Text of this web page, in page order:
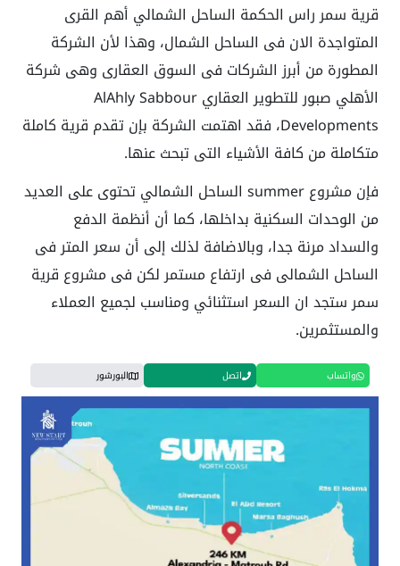
قرية سمر راس الحكمة الساحل الشمالي أهم القرى
المتواجدة الان فى الساحل الشمال، وهذا لأن الشركة
المطورة من أبرز الشركات فى السوق العقارى وهى شركة
الأهلي صبور للتطوير العقاري AlAhly Sabbour
Developments، فقد اهتمت الشركة بإن تقدم قرية كاملة
متكاملة من كافة الأشياء التى تبحث عنها.
فإن مشروع summer الساحل الشمالي تحتوى على العديد
من الوحدات السكنية بداخلها، كما أن أنظمة الدفع
والسداد مرنة جدا، وبالاضافة لذلك إلى أن سعر المتر فى
الساحل الشمالى فى ارتفاع مستمر لكن فى مشروع قرية
سمر ستجد ان السعر استثنائي ومناسب لجميع العملاء
والمستثمرين.
واتساب اتصل البورشور